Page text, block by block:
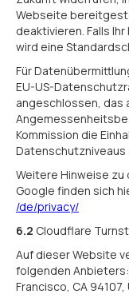
Webseite
deaktivieren. Falls
wird eine
Für
EU-US-
angeschlossen, das
Kommission die
Weitere Hinweise
Google finden sich
/de/privacy/
6.2 Cloudflare
Auf dieser Website
folgenden Anbieters:
Francisco, CA 94107,